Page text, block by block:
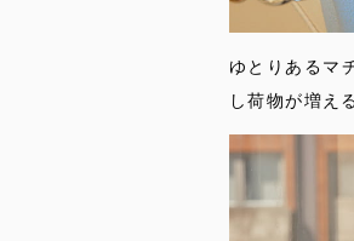
ゆとりあるマ
し荷物が増え